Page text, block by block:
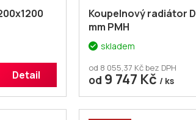
Detail
Koupelnový radiátor
mm PMH
skladem
od 8 055,37 Kč bez DPH
od 9 747 Kč / ks